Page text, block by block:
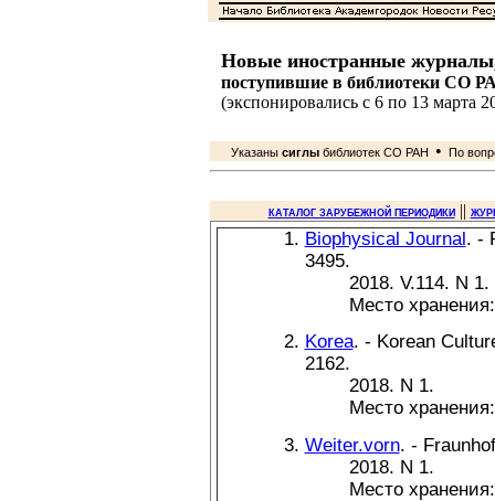
Новые иностранные
поступившие в библиотеки СО
(экспонировались с 6 по 13 марта
Указаны сиглы библиотек СО РАН • По
КАТАЛОГ ЗАРУБЕЖНОЙ ПЕРИОДИКИ||
Biophysical Journal. -
3495.
2018. V.114. N 1.
Место
Korea. - Korean
2162.
2018. N 1.
Место
Weiter.vorn. -
2018. N 1.
Место